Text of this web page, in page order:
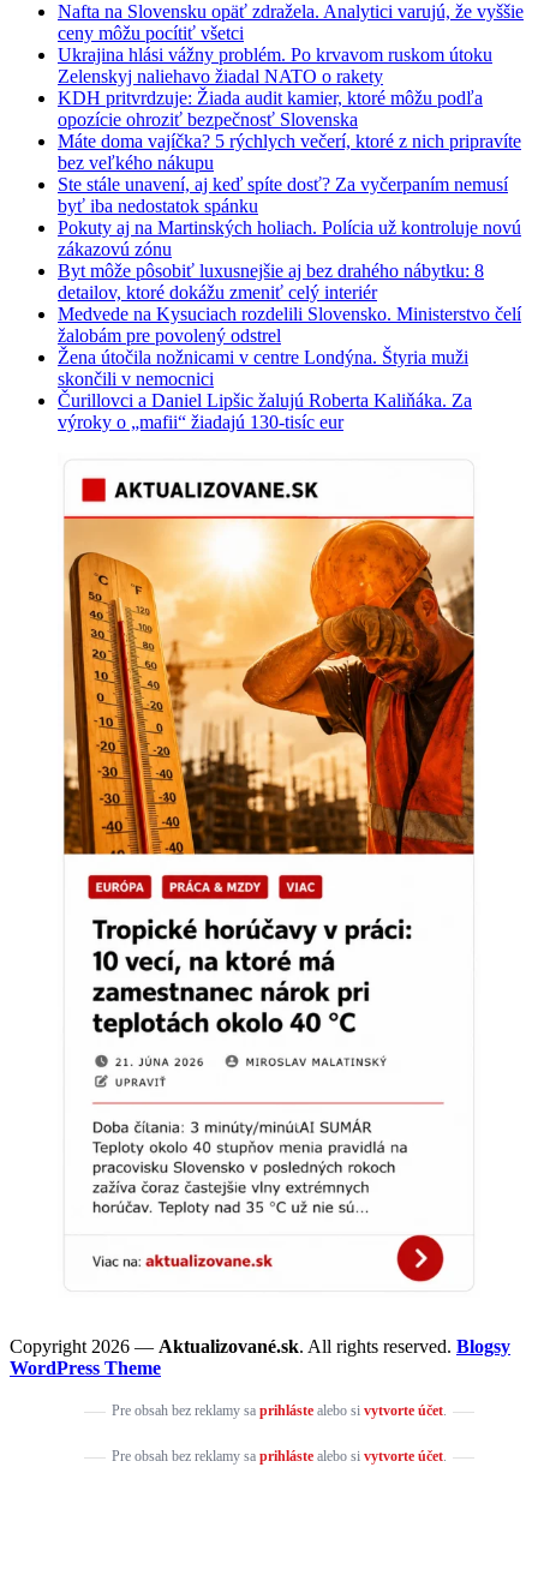
Nafta na Slovensku opäť zdražela. Analytici varujú, že vyššie
ceny môžu pocítiť všetci
Ukrajina hlási vážny problém. Po krvavom ruskom útoku
Zelenskyj naliehavo žiadal NATO o rakety
KDH pritvrdzuje: Žiada audit kamier, ktoré môžu podľa
opozície ohroziť bezpečnosť Slovenska
Máte doma vajíčka? 5 rýchlych večerí, ktoré z nich pripravíte
bez veľkého nákupu
Ste stále unavení, aj keď spíte dosť? Za vyčerpaním nemusí
byť iba nedostatok spánku
Pokuty aj na Martinských holiach. Polícia už kontroluje novú
zákazovú zónu
Byt môže pôsobiť luxusnejšie aj bez drahého nábytku: 8
detailov, ktoré dokážu zmeniť celý interiér
Medvede na Kysuciach rozdelili Slovensko. Ministerstvo čelí
žalobám pre povolený odstrel
Žena útočila nožnicami v centre Londýna. Štyria muži
skončili v nemocnici
Čurillovci a Daniel Lipšic žalujú Roberta Kaliňáka. Za
výroky o „mafii“ žiadajú 130-tisíc eur
Copyright 2026 — Aktualizované.sk. All rights reserved. Blogsy
WordPress Theme
Pre obsah bez reklamy sa prihlástealebo si vytvorte účet.